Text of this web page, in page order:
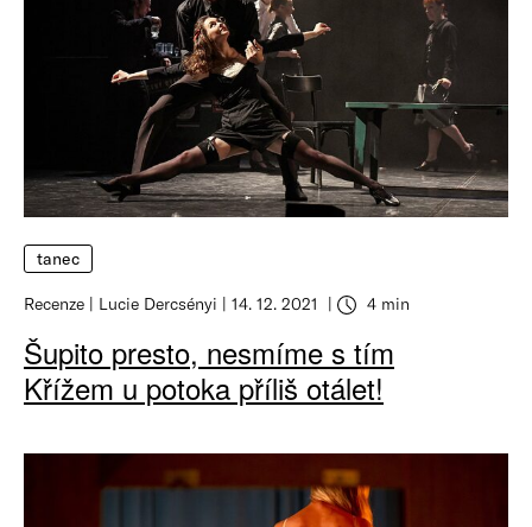
tanec
Recenze Lucie Dercsényi 14. 12. 2021 4 min
Šupito presto, nesmíme s tím
Křížem u potoka příliš otálet!